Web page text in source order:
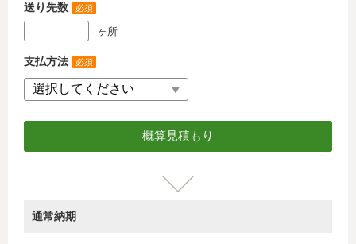
送り先数 必須
ヶ所
支払方法 必須
通常納期